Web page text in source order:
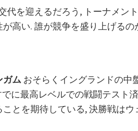
代を迎えるだろう, トーナメン
高い. 誰が競争を盛り上げる
ガム おそらくイングランドの
でに最高レベルでの戦闘テスト
とを期待している, 決勝戦は